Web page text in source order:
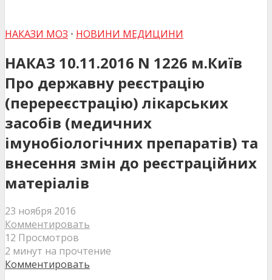
НАКАЗИ МОЗ • НОВИНИ МЕДИЦИНИ
НАКАЗ 10.11.2016 N 1226 м.Київ
Про державну реєстрацію
(перереєстрацію) лікарських
засобів (медичних
імунобіологічних препаратів) та
внесення змін до реєстраційних
матеріалів
23 ноября 2016
Комментировать
12 Просмотров
2 минут на прочтение
Комментировать